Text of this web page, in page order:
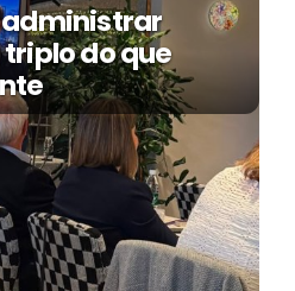
administrar
do que